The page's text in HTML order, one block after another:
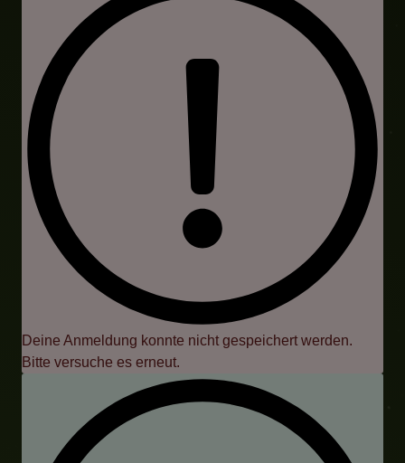
Deine Anmeldung konnte nicht gespeichert werden.
Bitte versuche es erneut.